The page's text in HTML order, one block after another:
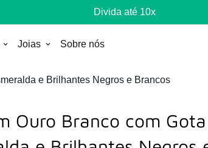
Divida até 10x
Joias Sobre nós
e Brilhantes Negros e Brancos
Ouro Branco com